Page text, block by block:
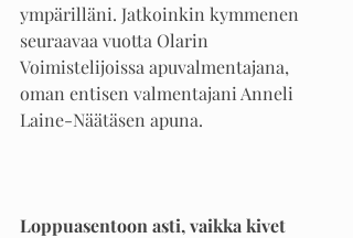
ympärilläni. Jatkoinkin kymmenen
seuraavaa vuotta Olarin
Voimistelijoissa apuvalmentajana,
oman entisen valmentajani Anneli
Laine-Näätäsen apuna.
Loppuasentoon asti, vaikka kivet